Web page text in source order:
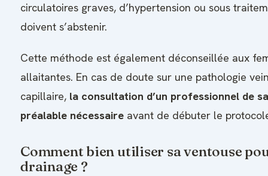
circulatoires graves, d’hypertension ou sous
doivent s’abstenir.
Cette méthode est également déconseillée aux
allaitantes. En cas de doute sur une pathologie
capillaire, la consultation d’un professionnel de
préalable nécessaire avant de débuter le
Comment bien utiliser sa ventouse
drainage ?